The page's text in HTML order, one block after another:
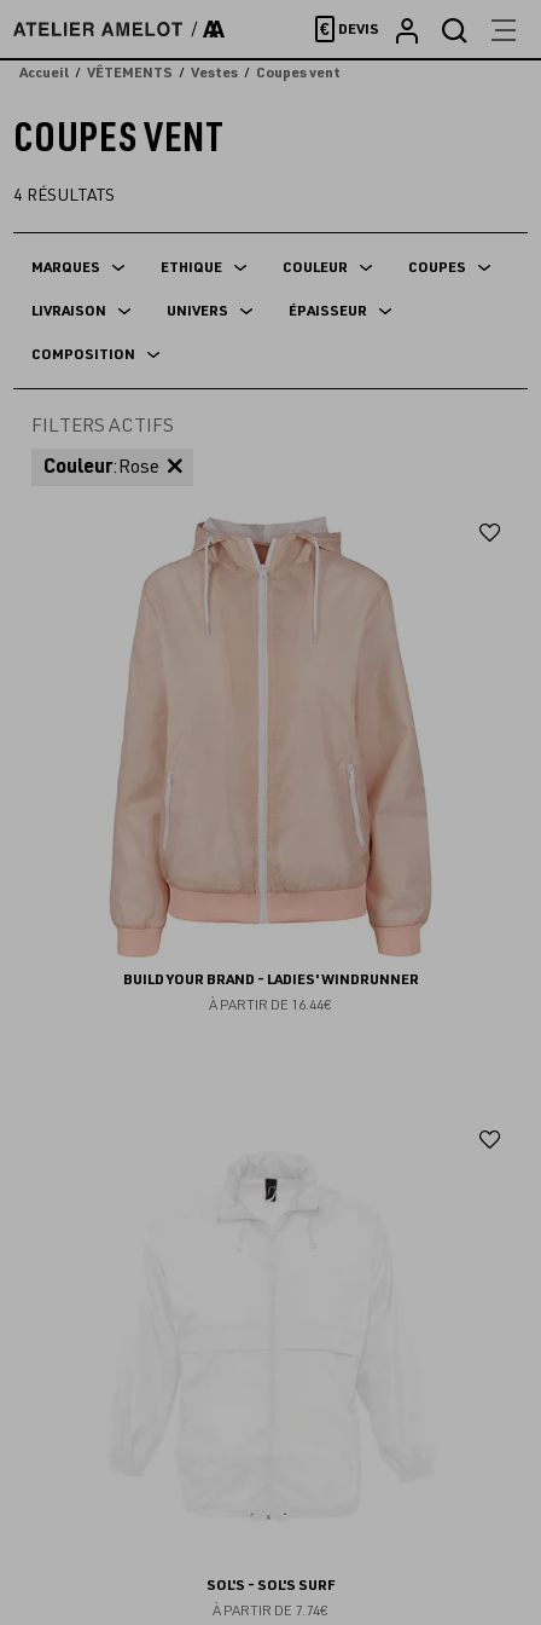
directement
au
€ DEVIS
Accueil VÊTEMENTS Vestes Coupes vent
COUPES VENT
4 RÉSULTATS
MARQUES ETHIQUE COULEUR COUPES
LIVRAISON UNIVERS ÉPAISSEUR
COMPOSITION
FILTERS ACTIFS
Couleur:Rose
BUILD YOUR BRAND - LADIES' WINDRUNNER
À PARTIR DE 16.44€
SOL'S - SOL'S SURF
À PARTIR DE 7.74€